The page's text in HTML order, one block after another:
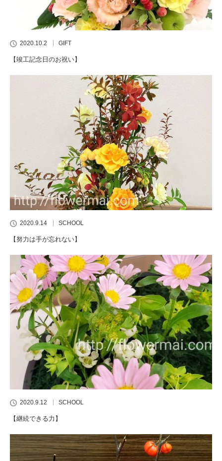
2020.10.2 GIFT
【竣工記念日のお祝い】
2020.9.14 SCHOOL
【努力は手が忘れない】
2020.9.12 SCHOOL
【継続できる力】